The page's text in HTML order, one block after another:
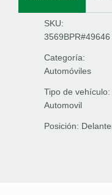
SKU:
3569BPR#49646
Categoría:
Automóviles
Tipo de vehículo:
Automovil
Posición: